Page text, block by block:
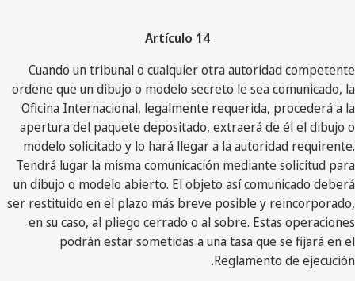
Artículo 14
Cuando un tribunal o cualquier otra autoridad competente
ordene que un dibujo o modelo secreto le sea comunicado, la
Oficina Internacional, legalmente requerida, procederá a la
apertura del paquete depositado, extraerá de él el dibujo o
modelo solicitado y lo hará llegar a la autoridad requirente.
Tendrá lugar la misma comunicación mediante solicitud para
un dibujo o modelo abierto. El objeto así comunicado deberá
ser restituido en el plazo más breve posible y reincorporado,
en su caso, al pliego cerrado o al sobre. Estas operaciones
podrán estar sometidas a una tasa que se fijará en el
Reglamento de ejecución.